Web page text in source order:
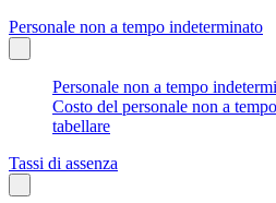
Personale non a tempo indeterminato
Personale non a tempo
Costo del personale non a
tabellare
Tassi di assenza